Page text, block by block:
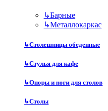
↳Барные
↳Металлокаркас
↳Столешницы обеденные
↳Стулья для кафе
↳Опоры и ноги для столов
↳Столы